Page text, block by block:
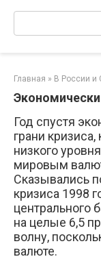
Поиск:
Главная » В России и
Год спустя
грани
низкого
мировым
Сказывались
кризиса 1998
центрального
на целые 6,5
волну,
валюте.